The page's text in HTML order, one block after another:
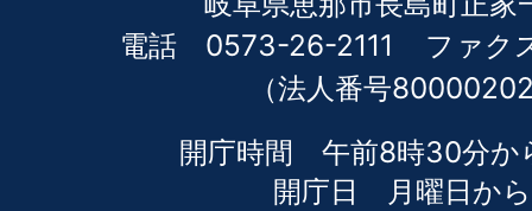
電話 0573-26-2111
ファ
（法人番号
開庁時間 午前8時30分か
開庁日 月曜日か